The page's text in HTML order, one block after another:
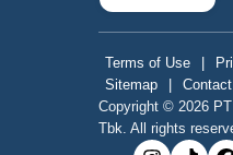
Terms of Use
Sitemap
Contact
Copyright © 2026
Tbk. All rights